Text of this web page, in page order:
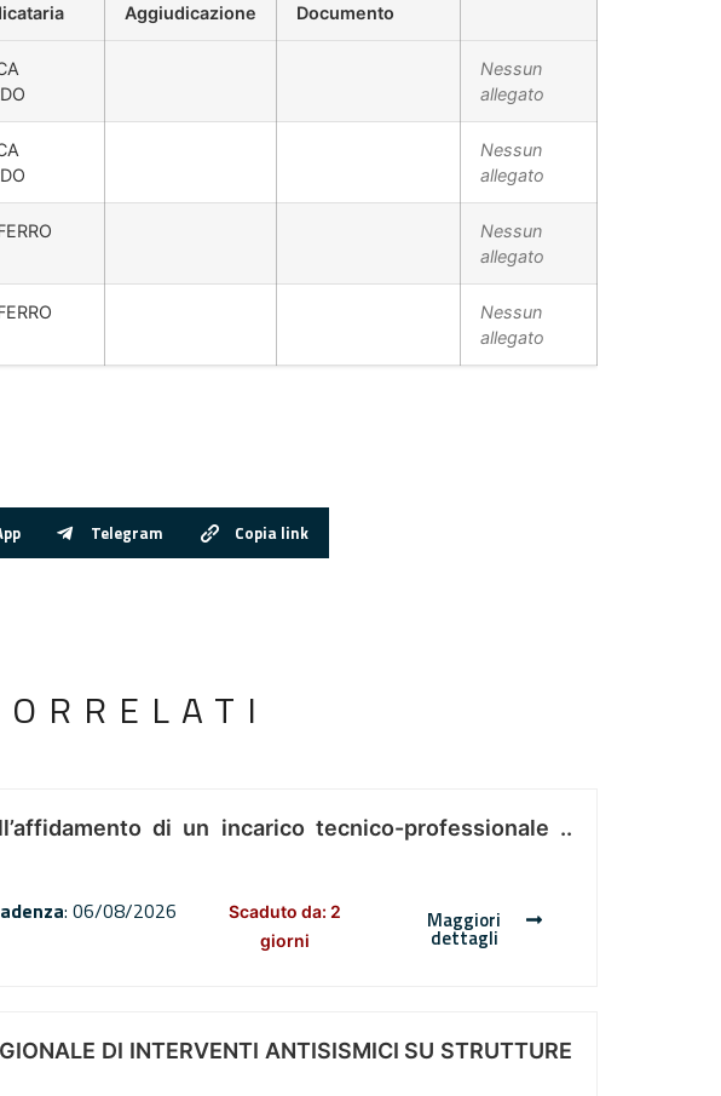
Aggiudicazione
Documento
Nessun
allegato
Nessun
allegato
Nessun
allegato
Nessun
allegato
Telegram Copia link
di un incarico tecnico-professionale ..
: 06/08/2026
Scaduto da: 2
giorni
Maggiori
dettagli
DI INTERVENTI ANTISISMICI SU STRUTTURE